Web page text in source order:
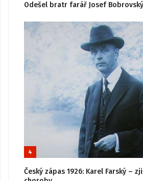
Odešel bratr farář Josef Bobrovský
4
Český zápas 1926: Karel Farský –